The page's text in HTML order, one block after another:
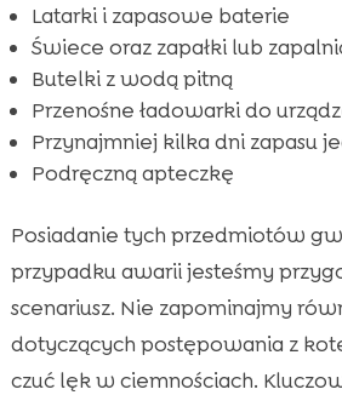
Latarki i zapasowe baterie
Świece oraz zapałki lub
Butelki z wodą pitną
Przenośne ładowarki do
Przynajmniej kilka dni zapasu
Podręczną apteczkę
Posiadanie tych przedmiotów
przypadku awarii jesteśmy
scenariusz. Nie zapominajmy
dotyczących postępowania z
czuć lęk w ciemnościach.